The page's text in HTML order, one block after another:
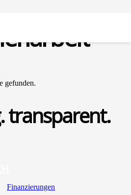
gefunden.
transparent.
Finan­zie­run­gen